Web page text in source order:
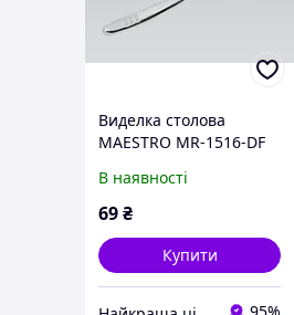
Виделка столова
MAESTRO MR-1516-DF
В наявності
69₴
Купити